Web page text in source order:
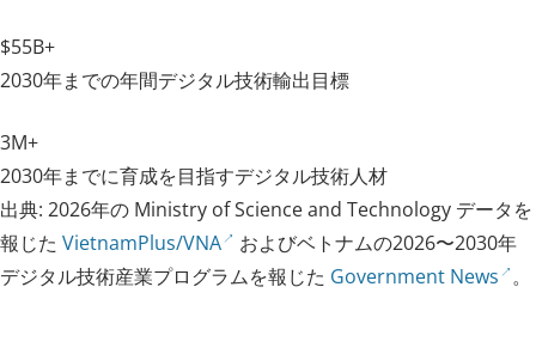
$55B+
2030年までの年間デジタル技術輸出目標
3M+
2030年までに育成を目指すデジタル技術人材
出典: 2026年の Ministry of Science and Technology データを
報じた VietnamPlus/VNA
およびベトナムの2026〜2030年
デジタル技術産業プログラムを報じた Government News 。